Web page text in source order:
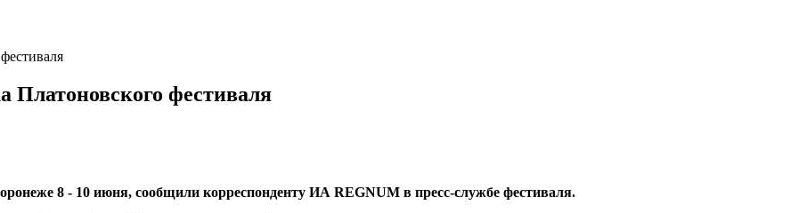
фестиваля
8 - 10 июня, сообщили корреспонденту ИА REGNUM в пресс-службе фестиваля.